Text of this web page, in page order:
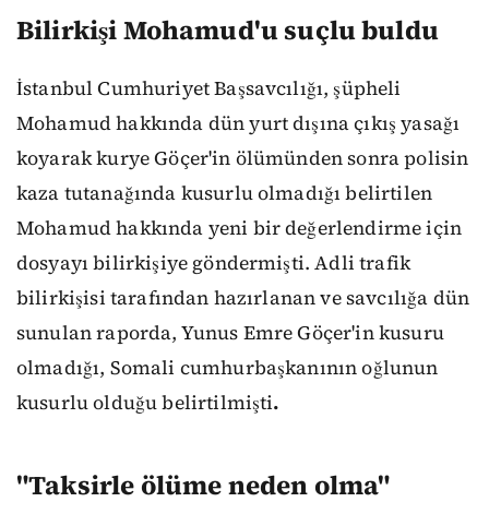
Bilirkişi Mohamud'u suçlu buldu
İstanbul Cumhuriyet Başsavcılığı, şüpheli
Mohamud hakkında dün yurt dışına çıkış yasağı
koyarak kurye Göçer'in ölümünden sonra polisin
kaza tutanağında kusurlu olmadığı belirtilen
Mohamud hakkında yeni bir değerlendirme için
dosyayı bilirkişiye göndermişti. Adli trafik
bilirkişisi tarafından hazırlanan ve savcılığa dün
sunulan raporda, Yunus Emre Göçer'in kusuru
olmadığı, Somali cumhurbaşkanının oğlunun
kusurlu olduğu belirtilmişti.
"Taksirle ölüme neden olma"